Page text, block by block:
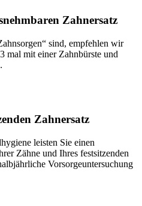
Zahnersatz
sind, empfehlen wir
mal mit einer Zahnbürste und
Zahnersatz
leisten Sie einen
Zähne und Ihres festsitzenden
Vorsorgeuntersuchung